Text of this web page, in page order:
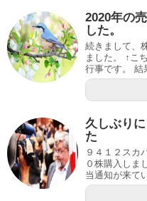
2020年の
した。
続きまして、
ました。 ↑こ
行事です。 結
久しぶり
た
９４１２スカ
０株購入しま
当通知が来て